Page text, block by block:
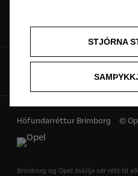
Fylgdu okkur á
Höfundarréttur Brimborg ©
Brimborg og Opel áskilja sér rétt til
STJÓRNA